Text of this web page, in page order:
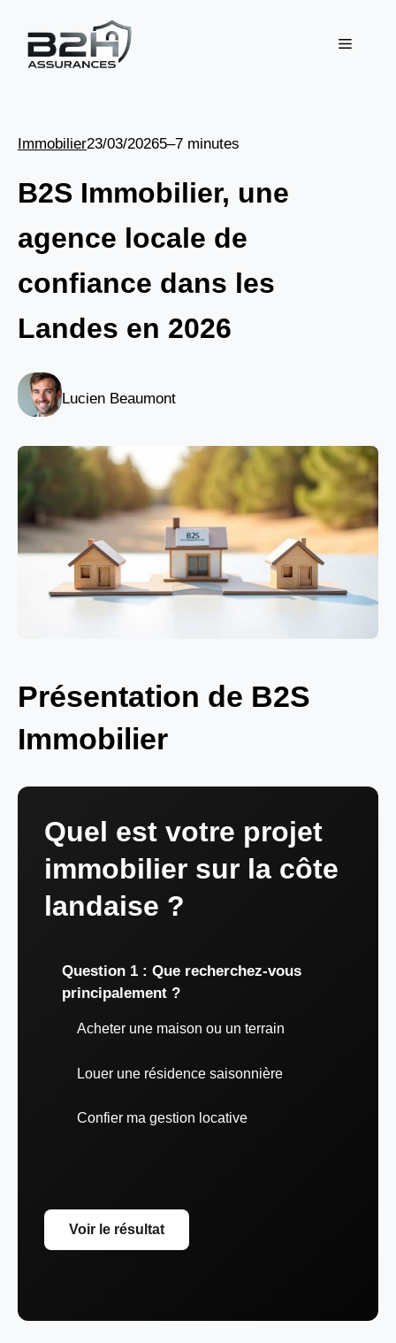
contenu
Menu
Immobilier23/03/20265–7 minutes
B2S Immobilier, une
agence locale de
confiance dans les
Landes en 2026
Lucien Beaumont
Présentation de B2S
Immobilier
Quel est votre projet
immobilier sur la côte
landaise ?
Question 1 : Que recherchez-vous
principalement ?
Acheter une maison ou un terrain
Louer une résidence saisonnière
Confier ma gestion locative
Voir le résultat